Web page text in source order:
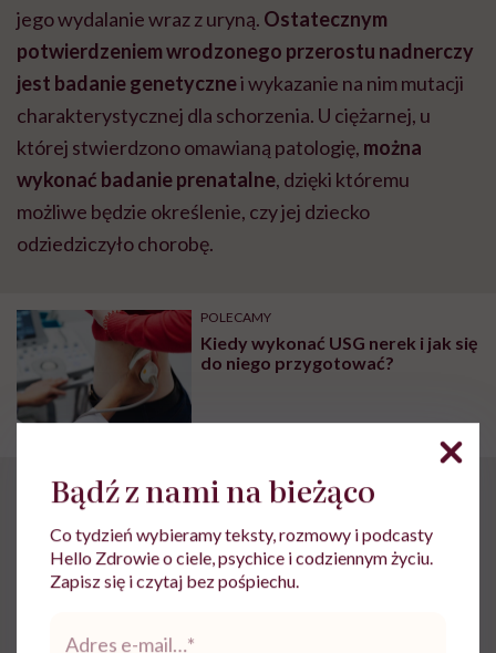
jego wydalanie wraz z uryną. Ostatecznym
potwierdzeniem wrodzonego przerostu nadnerczy
jest badanie genetycznei wykazanie na nim mutacji
charakterystycznej dla schorzenia. U ciężarnej, u
której stwierdzono omawianą patologię, można
wykonać badanie prenatalne, dzięki któremu
możliwe będzie określenie, czy jej dziecko
odziedziczyło chorobę.
POLECAMY
Kiedy wykonać USG nerek i jak się
do niego przygotować?
Jak wygląda leczenie
przerostu nadnerczy?
Bądź z nami na bieżąco
Co tydzień wybieramy teksty, rozmowy i podcasty
Hello Zdrowie o ciele, psychice i codziennym życiu.
Zapisz się i czytaj bez pośpiechu.